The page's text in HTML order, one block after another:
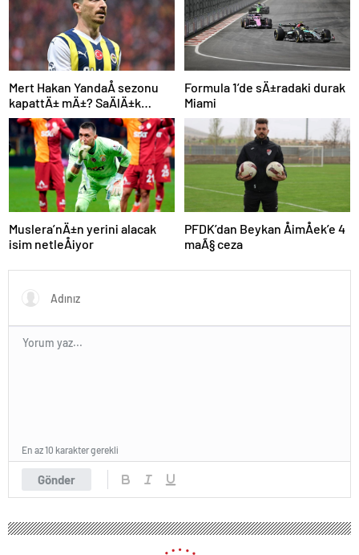
Mert Hakan YandaÅ sezonu
kapattÄ± mÄ±? SaÄlÄ±k
durumu hakkÄ±nda
aÃ§Ä±klama
Formula 1’de sÄ±radaki durak
Miami
Muslera’nÄ±n yerini alacak
isim netleÅiyor
PFDK’dan Beykan ÅimÅek’e 4
maÃ§ ceza
Gönder
En az 10 karakter gerekli